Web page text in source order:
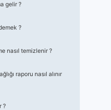
gelir ?
?
nasıl temizlenir ?
raporu nasıl alınır
?